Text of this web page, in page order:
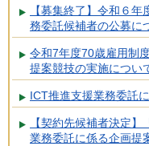
【募集終了】令和６
務委託候補者の公募に
令和7年度70歳雇用制
提案競技の実施につい
ICT推進支援業務委託
【契約先候補者決定
業務委託に係る企画提